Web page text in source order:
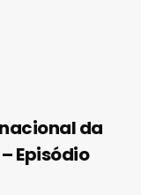
da
Episódio